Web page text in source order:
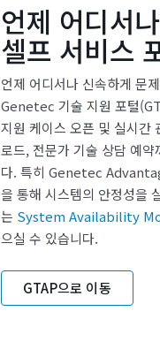
언제 어디서나
셀프 서비스
언제 어디서나 신속하게 문
Genetec 기술 지원 포털
지원 케이스 오픈 및 실시간
로드, 전문가 기술 상담 예
다. 특히 Genetec
을 통해 시스템의 안정성을
는 System Availability
으실 수 있습니다.
GTAP으로 이동